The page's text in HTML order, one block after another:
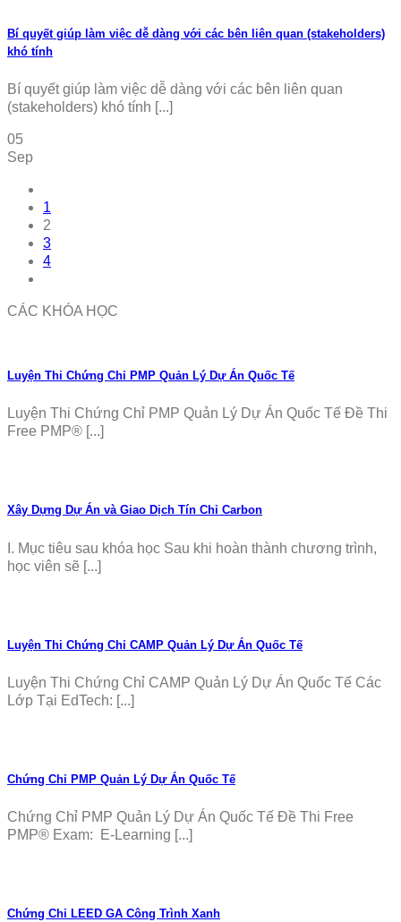
Bí quyết giúp làm việc dễ dàng với các bên liên quan (stakeholders)
khó tính
Bí quyết giúp làm việc dễ dàng với các bên liên quan
(stakeholders) khó tính [...]
05
Sep
1
2
3
4
CÁC KHÓA HỌC
Luyện Thi Chứng Chỉ PMP Quản Lý Dự Án Quốc Tế
Luyện Thi Chứng Chỉ PMP Quản Lý Dự Án Quốc Tế Đề Thi
Free PMP® [...]
Xây Dựng Dự Án và Giao Dịch Tín Chỉ Carbon
I. Mục tiêu sau khóa học Sau khi hoàn thành chương trình,
học viên sẽ [...]
Luyện Thi Chứng Chỉ CAMP Quản Lý Dự Án Quốc Tế
Luyện Thi Chứng Chỉ CAMP Quản Lý Dự Án Quốc Tế Các
Lớp Tại EdTech: [...]
Chứng Chỉ PMP Quản Lý Dự Án Quốc Tế
Chứng Chỉ PMP Quản Lý Dự Án Quốc Tế Đề Thi Free
PMP® Exam: E-Learning [...]
Chứng Chỉ LEED GA Công Trình Xanh